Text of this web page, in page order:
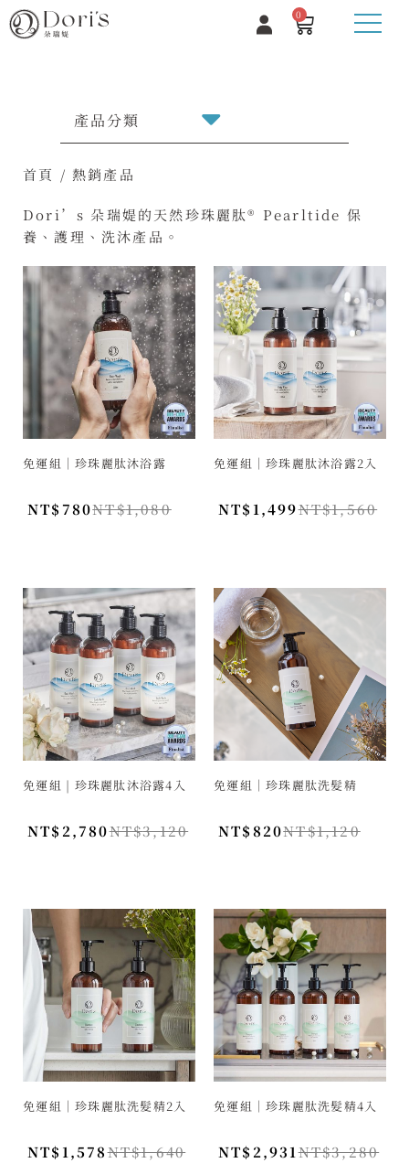
0
產品分類
首頁 / 熱銷產品
Dori’s 朵瑞媞的天然珍珠麗肽® Pearltide 保
養、護理、洗沐產品。
免運組｜珍珠麗肽沐浴露
NT$1,080
NT$780
免運組｜珍珠麗肽沐浴露2入
NT$1,560
NT$ 1,499
免運組 | 珍珠麗肽沐浴露4入
NT$3,120
NT$ 2,780
免運組｜珍珠麗肽洗髮精
NT$1,120
NT$820
免運組｜珍珠麗肽洗髮精2入
NT$1,640
NT$ 1,578
免運組｜珍珠麗肽洗髮精4入
NT$3,280
NT$ 2,931